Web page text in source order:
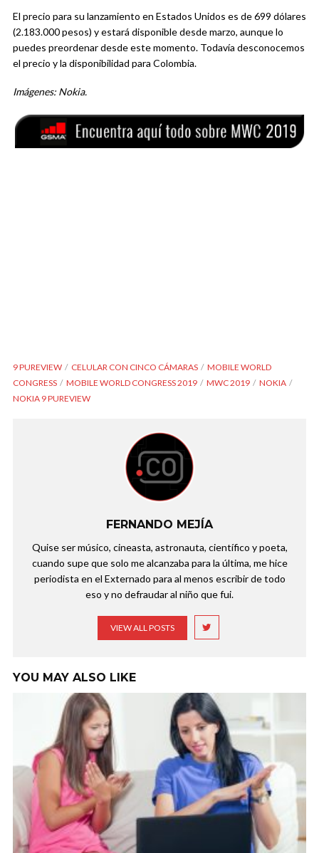
El precio para su lanzamiento en Estados Unidos es de 699 dólares
(2.183.000 pesos) y estará disponible desde marzo, aunque lo
puedes preordenar desde este momento. Todavía desconocemos
el precio y la disponibilidad para Colombia.
Imágenes: Nokia.
9 PUREVIEW CELULAR CON CINCO CÁMARAS
MOBILE WORLD
CONGRESS
MOBILE WORLD CONGRESS 2019 MWC 2019
NOKIA
NOKIA 9 PUREVIEW
FERNANDO MEJÍA
Quise ser músico, cineasta, astronauta, científico y poeta,
cuando supe que solo me alcanzaba para la última, me hice
periodista en el Externado para al menos escribir de todo
eso y no defraudar al niño que fui.
VIEW ALL POSTS
YOU MAY ALSO LIKE